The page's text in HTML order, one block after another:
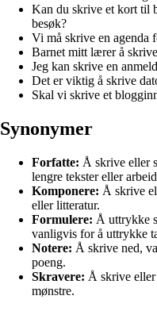
Kan du skrive et kort til
besøk?
Vi må skrive en agenda
Barnet mitt lærer å
Jeg kan skrive en
Det er viktig å skrive
Skal vi skrive et
Synonymer
Forfatte: Å skrive eller
lengre tekster eller
Komponere: Å skrive
eller litteratur.
Formulere: Å uttrykke
vanligvis for å uttrykke
Notere: Å skrive ned,
poeng.
Skravere: Å skrive eller
mønstre.